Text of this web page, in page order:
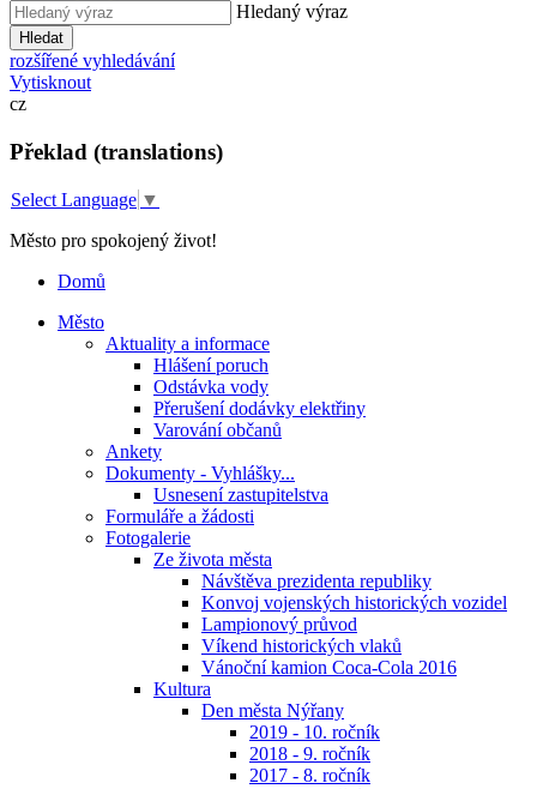
Hledaný výraz
Hledat
rozšířené vyhledávání
Vytisknout
cz
Překlad (translations)
Select Language ▼
Město pro spokojený život!
Domů
Město
Aktuality a informace
Hlášení poruch
Odstávka vody
Přerušení dodávky elektřiny
Varování občanů
Ankety
Dokumenty - Vyhlášky...
Usnesení zastupitelstva
Formuláře a žádosti
Fotogalerie
Ze života města
Návštěva prezidenta republiky
Konvoj vojenských historických vozidel
Lampionový průvod
Víkend historických vlaků
Vánoční kamion Coca-Cola 2016
Kultura
Den města Nýřany
2019 - 10. ročník
2018 - 9. ročník
2017 - 8. ročník